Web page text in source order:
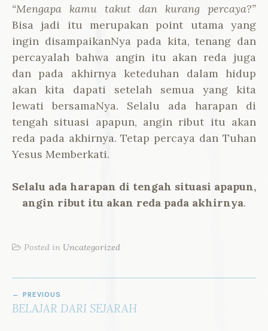
“Mengapa kamu takut dan kurang percaya?”
Bisa jadi itu merupakan point utama yang
ingin disampaikanNya pada kita, tenang dan
percayalah bahwa angin itu akan reda juga
dan pada akhirnya keteduhan dalam hidup
akan kita dapati setelah semua yang kita
lewati bersamaNya. Selalu ada harapan di
tengah situasi apapun, angin ribut itu akan
reda pada akhirnya. Tetap percaya dan Tuhan
Yesus Memberkati.
Selalu ada harapan di tengah situasi apapun,
angin ribut itu akan reda pada akhirnya.
Posted in Uncategorized
NAVIGATION
PREVIOUS
BELAJAR DARI SEJARAH